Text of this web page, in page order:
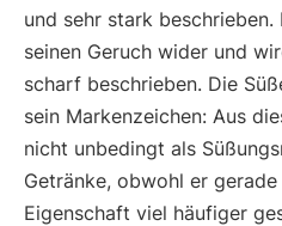
und sehr stark
seinen Geruch wider und
scharf beschrieben. Die
sein Markenzeichen: Aus
nicht unbedingt als
Getränke, obwohl er
Eigenschaft viel häufiger